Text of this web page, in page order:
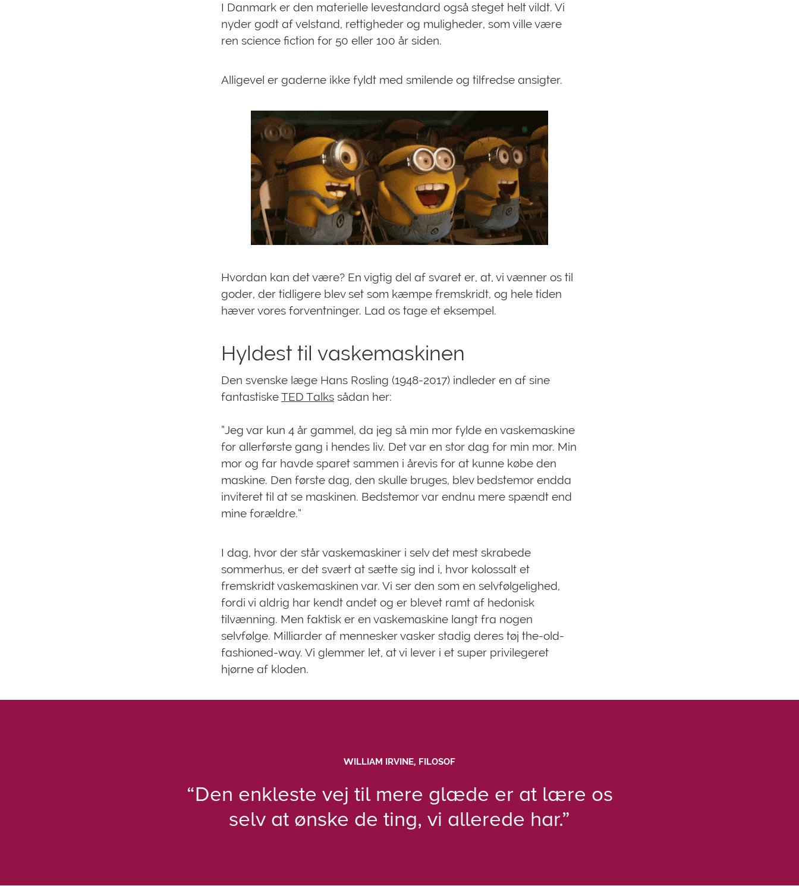
I Danmark er den materielle levestandard også steget helt vildt. Vi
nyder godt af velstand, rettigheder og muligheder, som ville være
ren science fiction for 50 eller 100 år siden.
Alligevel er gaderne ikke fyldt med smilende og tilfredse ansigter.
Hvordan kan det være? En vigtig del af svaret er, at, vi vænner os til
goder, der tidligere blev set som kæmpe fremskridt, og hele tiden
hæver vores forventninger. Lad os tage et eksempel.
Hyldest til vaskemaskinen
Den svenske læge Hans Rosling (1948-2017) indleder en af sine
fantastiskeTED Talks sådan her:
”Jeg var kun 4 år gammel, da jeg så min mor fylde en vaskemaskine
for allerførste gang i hendes liv. Det var en stor dag for min mor. Min
mor og far havde sparet sammen i årevis for at kunne købe den
maskine. Den første dag, den skulle bruges, blev bedstemor endda
inviteret til at se maskinen. Bedstemor var endnu mere spændt end
mine forældre.”
I dag, hvor der står vaskemaskiner i selv det mest skrabede
sommerhus, er det svært at sætte sig ind i, hvor kolossalt et
fremskridt vaskemaskinen var. Vi ser den som en selvfølgelighed,
fordi vi aldrig har kendt andet og er blevet ramt af hedonisk
tilvænning. Men faktisk er en vaskemaskine langt fra nogen
selvfølge. Milliarder af mennesker vasker stadig deres tøj the-old-
fashioned-way. Vi glemmer let, at vi lever i et super privilegeret
hjørne af kloden.
“Den enkleste vej til mere glæde er at lære os
selv at ønske de ting, vi allerede har.”
WILLIAM IRVINE, FILOSOF